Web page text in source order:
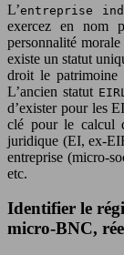
L’entreprise
exercez en nom
personnalité
existe un statut
droit le patrimoine
L’ancien statut EIRL
d’exister pour les
clé pour le calcul
juridique (EI, ex-
entreprise (micro-
etc.
Identifier le
micro-BNC,